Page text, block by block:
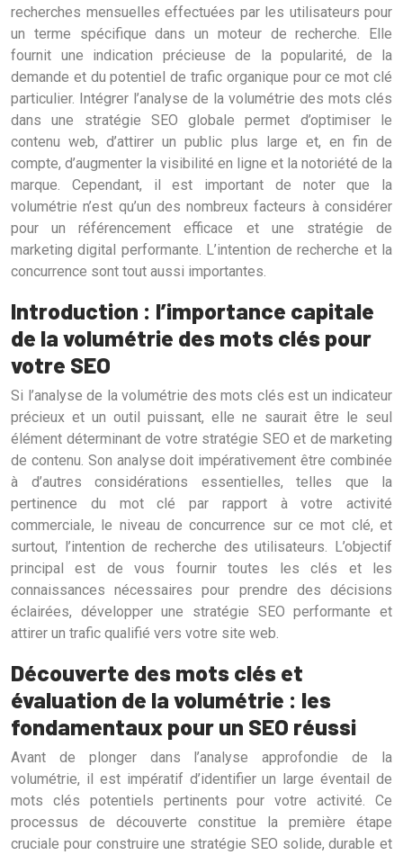
recherches mensuelles effectuées par les utilisateurs pour
un terme spécifique dans un moteur de recherche. Elle
fournit une indication précieuse de la popularité, de la
demande et du potentiel de trafic organique pour ce mot clé
particulier. Intégrer l’analyse de la volumétrie des mots clés
dans une stratégie SEO globale permet d’optimiser le
contenu web, d’attirer un public plus large et, en fin de
compte, d’augmenter la visibilité en ligne et la notoriété de la
marque. Cependant, il est important de noter que la
volumétrie n’est qu’un des nombreux facteurs à considérer
pour un référencement efficace et une stratégie de
marketing digital performante. L’intention de recherche et la
concurrence sont tout aussi importantes.
Introduction : l’importance capitale
de la volumétrie des mots clés pour
votre SEO
Si l’analyse de la volumétrie des mots clés est un indicateur
précieux et un outil puissant, elle ne saurait être le seul
élément déterminant de votre stratégie SEO et de marketing
de contenu. Son analyse doit impérativement être combinée
à d’autres considérations essentielles, telles que la
pertinence du mot clé par rapport à votre activité
commerciale, le niveau de concurrence sur ce mot clé, et
surtout, l’intention de recherche des utilisateurs. L’objectif
principal est de vous fournir toutes les clés et les
connaissances nécessaires pour prendre des décisions
éclairées, développer une stratégie SEO performante et
attirer un trafic qualifié vers votre site web.
Découverte des mots clés et
évaluation de la volumétrie : les
fondamentaux pour un SEO réussi
Avant de plonger dans l’analyse approfondie de la
volumétrie, il est impératif d’identifier un large éventail de
mots clés potentiels pertinents pour votre activité. Ce
processus de découverte constitue la première étape
cruciale pour construire une stratégie SEO solide, durable et